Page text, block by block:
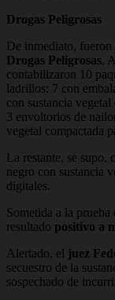
Drogas Peligrosas
De inmediato,
Drogas Peligrosas.
contabilizaron 10
ladrillos: 7 con
con sustancia
3 envoltorios de
vegetal compactada
La restante, se
negro con sustancia
digitales.
Sometida a la
resultado positivo a
Alertado, el juez
secuestro de la
sospechado de